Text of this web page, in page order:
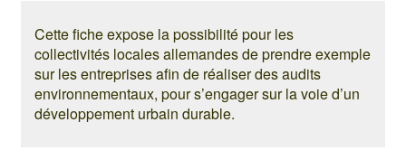
Cette fiche expose la possibilité pour les
collectivités locales allemandes de prendre exemple
sur les entreprises afin de réaliser des audits
environnementaux, pour s’engager sur la voie d’un
développement urbain durable.